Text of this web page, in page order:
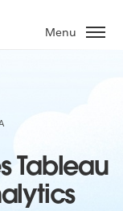
Menu
Tableau